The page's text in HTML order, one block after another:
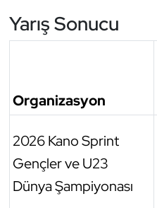
Yarış Sonucu
Organizasyon
2026 Kano Sprint
Gençler ve U23
Dünya Şampiyonası
Yüzme